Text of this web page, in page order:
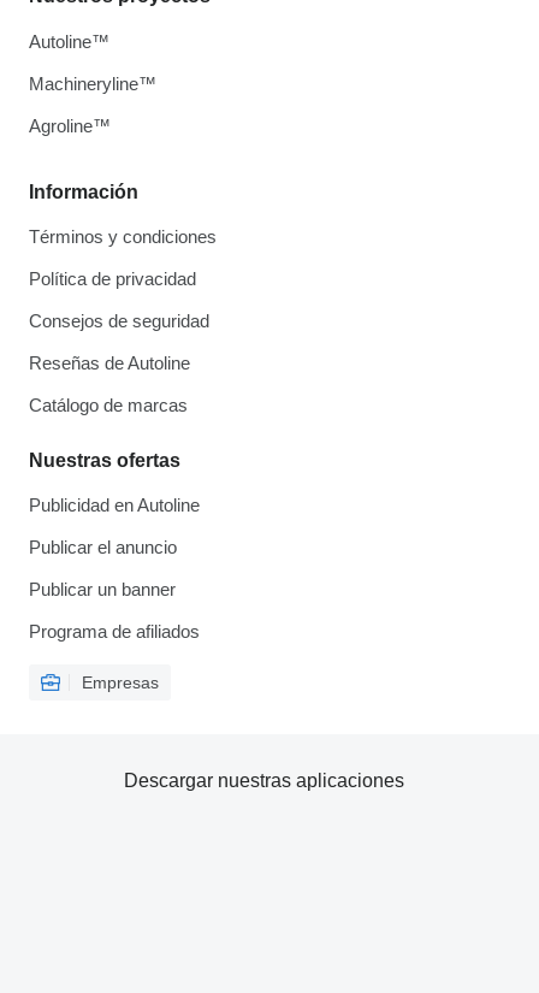
Información
Términos y condiciones
Política de privacidad
Consejos de seguridad
Reseñas de Autoline
Catálogo de marcas
Nuestras ofertas
Publicidad en Autoline
Publicar el anuncio
Publicar un banner
Programa de afiliados
Empresas
Autoline™
Machineryline™
Agroline™
Descargar nuestras aplicaciones